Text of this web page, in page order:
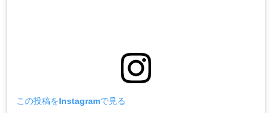
この投稿をInstagramで見る